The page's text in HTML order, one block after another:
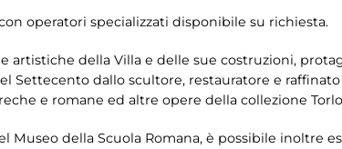
operatori specializzati disponibile su richiesta.
artistiche della Villa e delle sue costruzioni,
Settecento dallo scultore, restauratore e
e romane ed altre opere della collezione
Museo della Scuola Romana, è possibile